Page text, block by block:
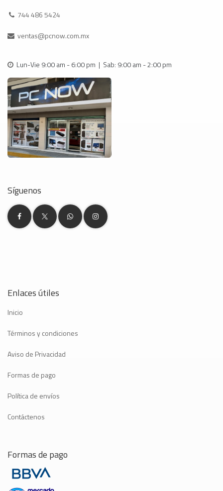
744 486 5424
ventas@pcnow.com.mx
Lun-Vie 9:00 am - 6:00 pm | Sab: 9:00 am - 2:00 pm
Síguenos
Enlaces útiles
Inicio
Términos y condiciones
Aviso de Privacidad
Formas de pago
Política de envíos
Contáctenos
Formas de pago